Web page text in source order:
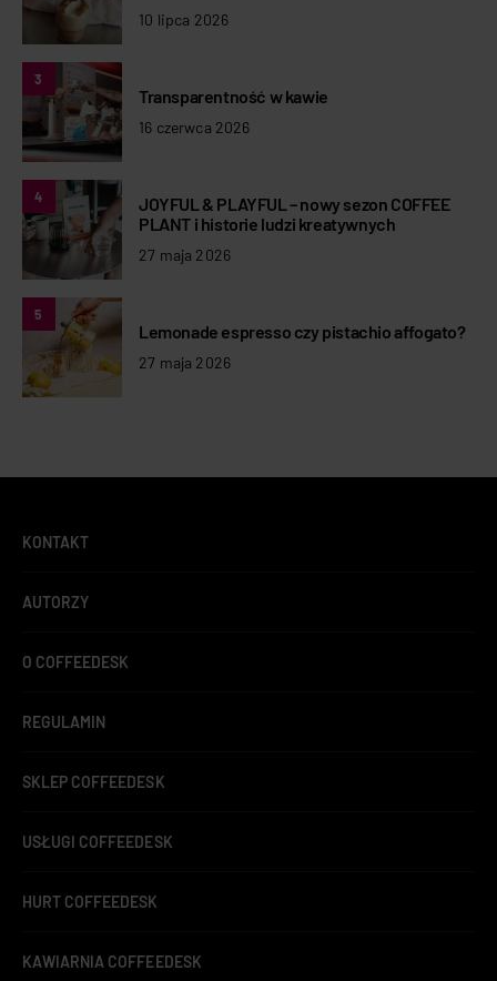
10 lipca 2026
3
Transparentność w kawie
16 czerwca 2026
4
JOYFUL & PLAYFUL – nowy sezon COFFEE
PLANT i historie ludzi kreatywnych
27 maja 2026
5
Lemonade espresso czy pistachio affogato?
27 maja 2026
KONTAKT
AUTORZY
O COFFEEDESK
REGULAMIN
SKLEP COFFEEDESK
USŁUGI COFFEEDESK
HURT COFFEEDESK
KAWIARNIA COFFEEDESK